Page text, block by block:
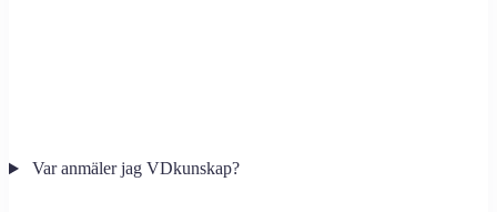
Var anmäler jag VDkunskap?